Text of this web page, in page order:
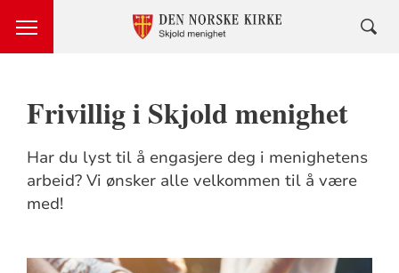
Frivillig i Skjold menighet
Har du lyst til å engasjere deg i menighetens
arbeid? Vi ønsker alle velkommen til å være
med!